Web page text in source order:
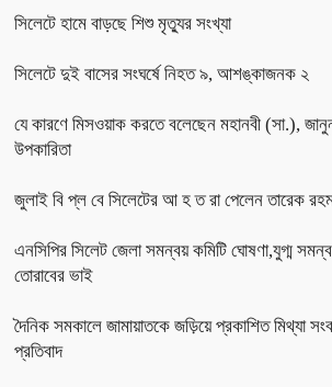
সিলেটে হামে বাড়ছে শিশু মৃত্যুর সংখ্যা
সিলেটে দুই বাসের সংঘর্ষে নিহত ৯, আশঙ্কাজনক ২
যে কারণে মিসওয়াক করতে বলেছেন মহানবী (সা.),
উপকারিতা
জুলাই বি প্ল বে সিলেটের আ হ ত রা পেলেন তারেক
এনসিপির সিলেট জেলা সমন্বয় কমিটি ঘোষণা,যুগ্ম
তোরাবের ভাই
দৈনিক সমকালে জামায়াতকে জড়িয়ে প্রকাশিত মিথ্যা
প্রতিবাদ